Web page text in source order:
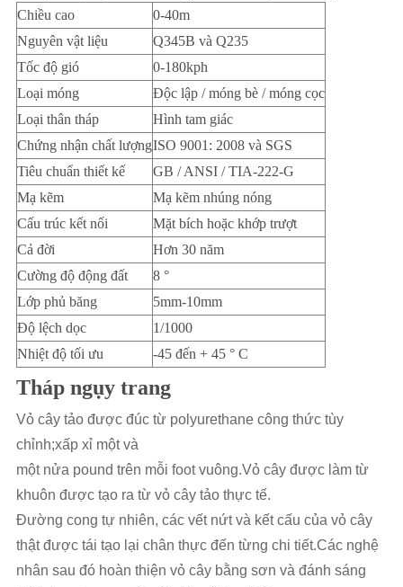
Chiều cao
0-40m
Nguyên vật liệu
Q345B và Q235
Tốc độ gió
0-180kph
Loại móng
Độc lập / móng bè / móng cọc
Loại thân tháp
Hình tam giác
Chứng nhận chất lượngISO 9001: 2008 và SGS
Tiêu chuẩn thiết kế
GB / ANSI / TIA-222-G
Mạ kẽm
Mạ kẽm nhúng nóng
Cấu trúc kết nối
Mặt bích hoặc khớp trượt
Cả đời
Hơn 30 năm
Cường độ động đất
8 °
Lớp phủ băng
5mm-10mm
Độ lệch dọc
1/1000
Nhiệt độ tối ưu
-45 đến + 45 ° C
Tháp ngụy trang
Vỏ cây tảo được đúc từ polyurethane công thức tùy
chỉnh;xấp xỉ một và
một nửa pound trên mỗi foot vuông.Vỏ cây được làm từ
khuôn được tạo ra từ vỏ cây tảo thực tế.
Đường cong tự nhiên, các vết nứt và kết cấu của vỏ cây
thật được tái tạo lại chân thực đến từng chi tiết.Các nghệ
nhân sau đó hoàn thiện vỏ cây bằng sơn và đánh sáng